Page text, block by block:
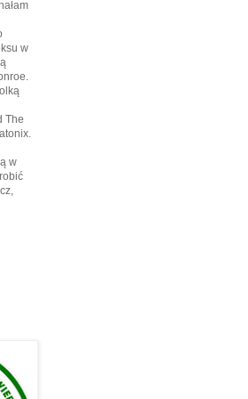
w
The
w